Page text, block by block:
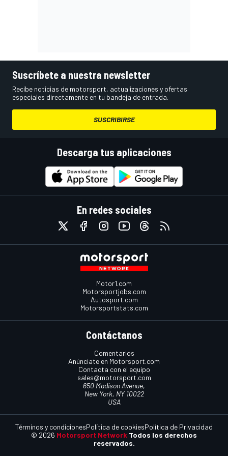
Suscríbete a nuestra newsletter
Recibe noticias de motorsport, actualizaciones y ofertas
especiales directamente en tu bandeja de entrada.
SUSCRIBIRSE
Descarga tus aplicaciones
En redes sociales
Motor1.com
Motorsportjobs.com
Autosport.com
Motorsportstats.com
Contáctanos
Comentarios
Anúnciate en Motorsport.com
Contacta con el equipo
sales@motorsport.com
650 Madison Avenue,
New York, NY 10022
USA
© 2026 Motorsport Network Todos los derechos
reservados.
Términos y condicionesPolítica de cookiesPolítica de Privacidad